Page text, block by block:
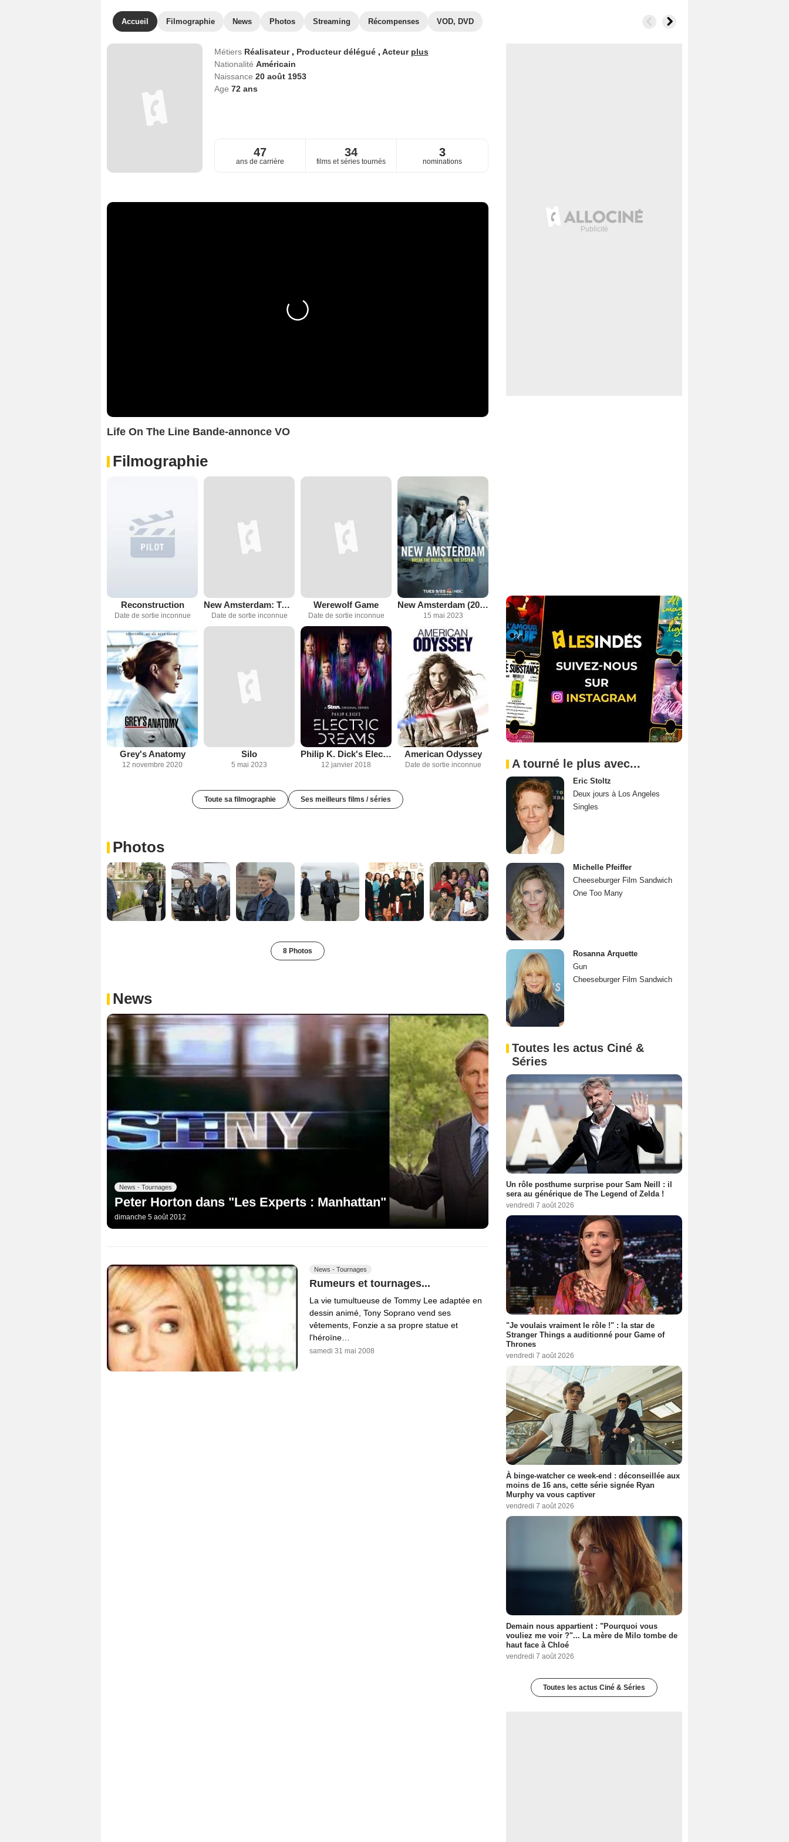
Accueil Filmographie News Photos Streaming Récompenses VOD, DVD
Métiers Réalisateur , Producteur délégué , Acteur plus
Nationalité Américain
Naissance 20 août 1953
Age 72ans
47
ans de carrière
34
films et séries tournés
3
nominations
Life On The Line Bande-annonce VO
Filmographie
Reconstruction
Date de sortie inconnue
New Amsterdam: Tomorrow
Date de sortie inconnue
Werewolf Game
Date de sortie inconnue
New Amsterdam (2018)
15 mai 2023
Grey's Anatomy
12 novembre 2020
Silo
5 mai 2023
Philip K. Dick's Electric Dreams
12 janvier 2018
American Odyssey
Date de sortie inconnue
Toute sa filmographie Ses meilleurs films / séries
Photos
8 Photos
News
News - Tournages
Peter Horton dans "Les Experts : Manhattan"
dimanche 5 août 2012
News - Tournages
Rumeurs et tournages...
La vie tumultueuse de Tommy Lee adaptée en
dessin animé, Tony Soprano vend ses
vêtements, Fonzie a sa propre statue et
l'héroïne…
samedi 31 mai 2008
A tourné le plus avec...
Eric Stoltz
Deux jours à Los Angeles
Singles
Michelle Pfeiffer
Cheeseburger Film Sandwich
One Too Many
Rosanna Arquette
Gun
Cheeseburger Film Sandwich
Toutes les actus Ciné &
Séries
Un rôle posthume surprise pour Sam Neill : il
sera au générique de The Legend of Zelda !
vendredi 7 août 2026
"Je voulais vraiment le rôle !" : la star de
Stranger Things a auditionné pour Game of
Thrones
vendredi 7 août 2026
À binge-watcher ce week-end : déconseillée aux
moins de 16 ans, cette série signée Ryan
Murphy va vous captiver
vendredi 7 août 2026
Demain nous appartient : "Pourquoi vous
vouliez me voir ?"... La mère de Milo tombe de
haut face à Chloé
vendredi 7 août 2026
Toutes les actus Ciné & Séries